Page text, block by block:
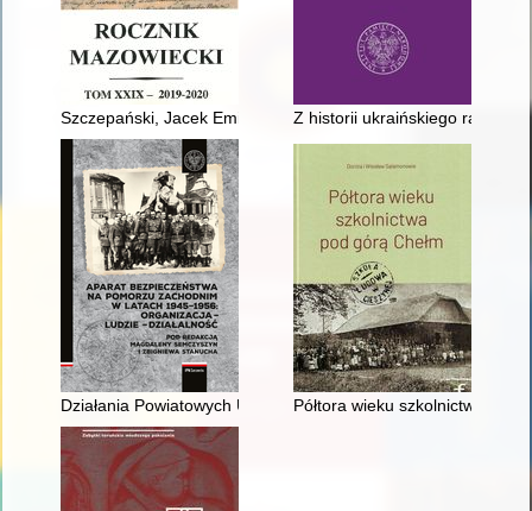
Szczepański, Jacek Emil: Ludność żydowska w Legionowie i
Z historii ukraińskiego
Działania Powiatowych Urzędów Bezpieczeństwa w
Półtora wieku szkolnictwa pod